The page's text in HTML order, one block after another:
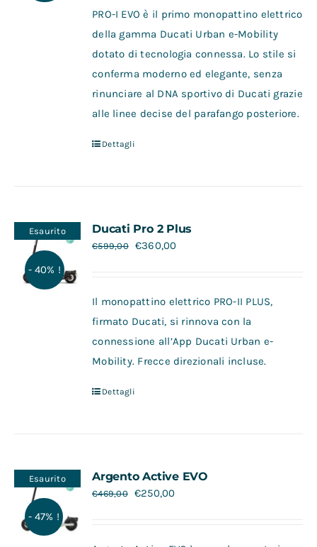
PRO-I EVO è il primo monopattino elettrico
della gamma Ducati Urban e-Mobility
dotato di tecnologia connessa. Lo stile si
conferma moderno ed elegante, senza
rinunciare al DNA sportivo di Ducati grazie
alle linee decise del parafango posteriore.
Dettagli
Esaurito
- 40% !
Ducati Pro 2 Plus
€599,00 €360,00
Il monopattino elettrico PRO-II PLUS,
firmato Ducati, si rinnova con la
connessione all’App Ducati Urban e-
Mobility. Frecce direzionali incluse.
Dettagli
Esaurito
- 47% !
Argento Active EVO
€469,00 €250,00